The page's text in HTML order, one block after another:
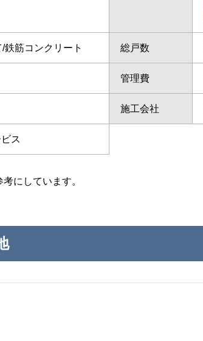
鉄筋コンクリート 総戸数
管理費
施工会社
ス
にしています。